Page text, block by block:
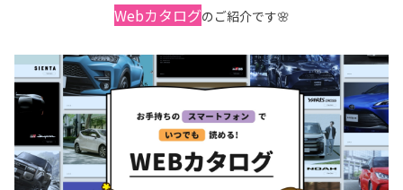
Webカタログのご紹介です🌸